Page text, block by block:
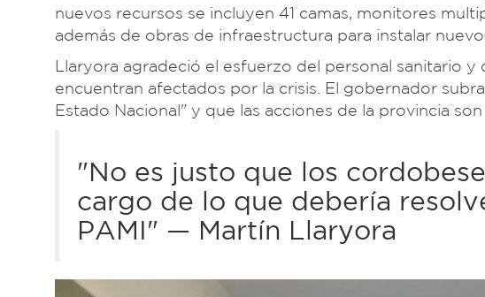
nuevos recursos se incluyen 41 camas, monitores
además de obras de infraestructura para instalar
Llaryora agradeció el esfuerzo del personal sanitario
encuentran afectados por la crisis. El gobernador
Estado Nacional" y que las acciones de la provincia
"No es justo que los
cargo de lo que debería
PAMI" — Martín Llaryora